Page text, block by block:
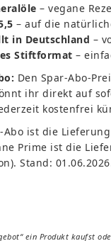
– vegane
– auf die
in Deutschland –
Stiftformat –
Den Spar-Abo-
ihr direkt auf
kostenfrei
Abo ist die
Prime ist die
Stand:
ein Produkt kaufst